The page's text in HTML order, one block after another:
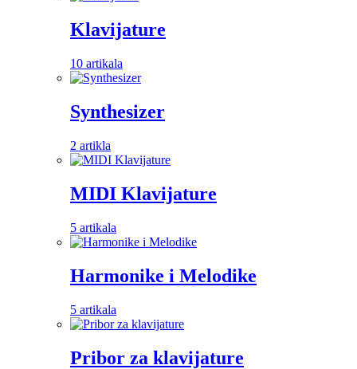
Klavijature
10 artikala
Synthesizer
2 artikla
MIDI Klavijature
5 artikala
Harmonike i Melodike
5 artikala
Pribor za klavijature